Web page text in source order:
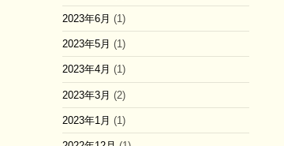
2023年6月 (1)
2023年5月 (1)
2023年4月 (1)
2023年3月 (2)
2023年1月 (1)